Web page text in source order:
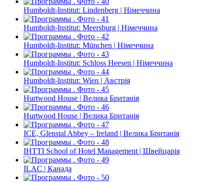
Humboldt-Institut: Lindenberg | Німеччина
Humboldt-Institut: Meersburg | Німеччина
Humboldt-Institut: München | Німеччина
Humboldt-Institut: Schloss Heesen | Німеччина
Humboldt-Institut: Wien | Австрія
Hurtwood House | Велика Британія
Hurtwood House | Велика Британія
ICE, Glenstal Abbey – Ireland | Велика Британія
IHTTI School of Hotel Management | Швейцарія
ILAC | Канада